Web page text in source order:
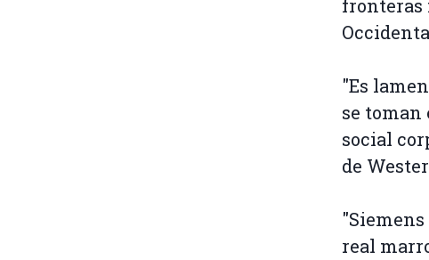
fronteras
"Es
se toman
social
de
real